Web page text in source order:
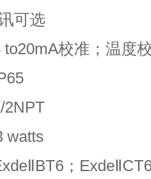
可选
to20mA校准；温度
2NPT
watts
；